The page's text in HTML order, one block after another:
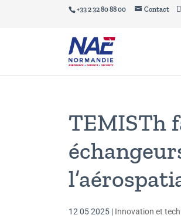
+33 2 32 80 88 00 Contact
TEMISTh
12 05 2025 | Innovation et